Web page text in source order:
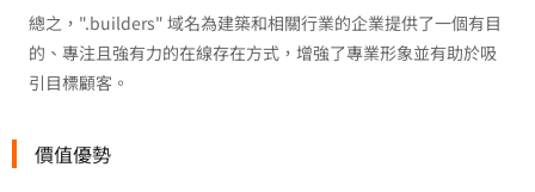
總之，".builders" 域名為建築和相關行業的企業提供了一個有目
的、專注且強有力的在線存在方式，增強了專業形象並有助於吸
引目標顧客。
價值優勢